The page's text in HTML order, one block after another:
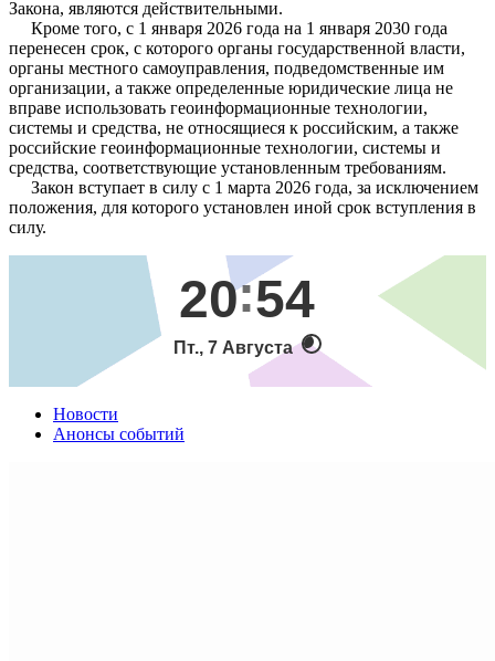
Закона, являются действительными.
Кроме того, с 1 января 2026 года на 1 января 2030 года
перенесен срок, с которого органы государственной власти,
органы местного самоуправления, подведомственные им
организации, а также определенные юридические лица не
вправе использовать геоинформационные технологии,
системы и средства, не относящиеся к российским, а также
российские геоинформационные технологии, системы и
средства, соответствующие установленным требованиям.
Закон вступает в силу с 1 марта 2026 года, за исключением
положения, для которого установлен иной срок вступления в
силу.
20 54
Пт., 7 Августа
Новости
Анонсы событий